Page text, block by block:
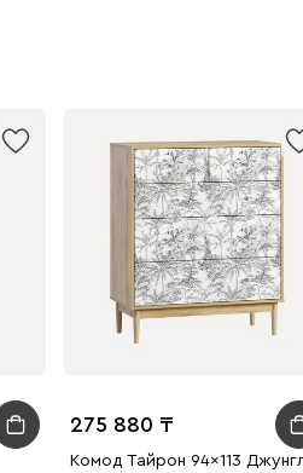
275 880
Комод Тайрон 94x113